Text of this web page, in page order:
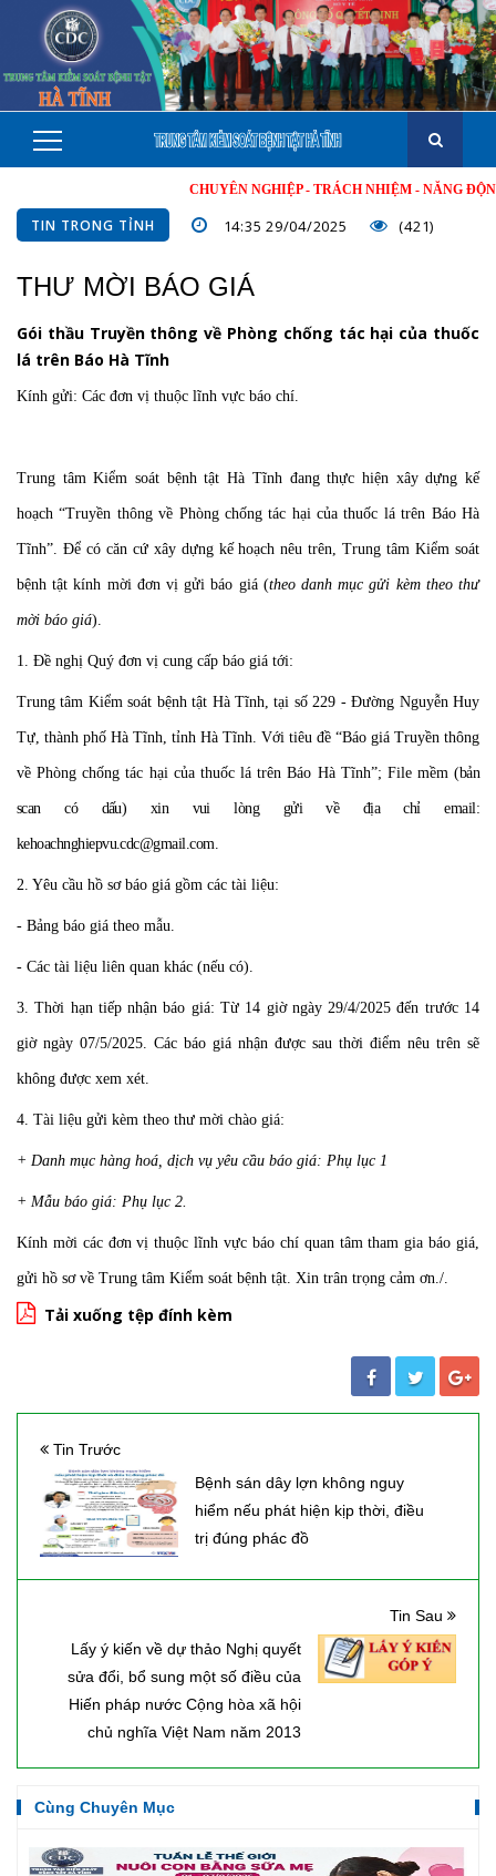
CHUYÊN NGHIỆP - TRÁCH NHIỆM - NĂNG ĐỘNG -
TIN TRONG TỈNH 14:35 29/04/2025 (421)
THƯ MỜI BÁO GIÁ
Gói thầu Truyền thông về Phòng chống tác hại của thuốc
lá trên Báo Hà Tĩnh
Kính gửi: Các đơn vị thuộc lĩnh vực báo chí.
Trung tâm Kiểm soát bệnh tật Hà Tĩnh đang thực hiện xây dựng kế
hoạch “Truyền thông về Phòng chống tác hại của thuốc lá trên Báo Hà
Tĩnh” . Để có căn cứ xây dựng kế hoạch nêu trên, Trung tâm Kiểm soát
bệnh tật kính mời đơn vị gửi báo giá (theo danh mục gửi kèm theo thư
mời báo giá).
1. Đề nghị Quý đơn vị cung cấp báo giá tới:
Trung tâm Kiểm soát bệnh tật Hà Tĩnh, tại số 229 - Đường Nguyễn Huy
Tự, thành phố Hà Tĩnh, tỉnh Hà Tĩnh. Với tiêu đề “Báo giá Truyền thông
về Phòng chống tác hại của thuốc lá trên Báo Hà Tĩnh”; File mềm(bản
scan có dấu) xin vui lòng gửi về địa chỉ email:
kehoachnghiepvu.cdc@gmail.com
2. Yêu cầu hồ sơ báo giá gồm các tài liệu:
- Bảng báo giá theo mẫu.
- Các tài liệu liên quan khác (nếu có).
3. Thời hạn tiếp nhận báo giá: Từ 14 giờ ngày 29/4/2025 đến trước 14
giờ ngày 07/5/2025. Các báo giá nhận được sau thời điểm nêu trên sẽ
không được xem xét.
4. Tài liệu gửi kèm theo thư mời chào giá:
+ Danh mục hàng hoá, dịch vụ yêu cầu báo giá: Phụ lục 1
+ Mẫu báo giá: Phụ lục 2.
Kính mời các đơn vị thuộc lĩnh vực báo chí quan tâm tham gia báo giá,
gửi hồ sơ về Trung tâm Kiểm soát bệnh tật. Xin trân trọng cảm ơn./.
Tải xuống tệp đính kèm
Tin Trước
Bệnh sán dây lợn không nguy
hiểm nếu phát hiện kịp thời, điều
trị đúng phác đồ
Tin Sau
Lấy ý kiến về dự thảo Nghị quyết
sửa đổi, bổ sung một số điều của
Hiến pháp nước Cộng hòa xã hội
chủ nghĩa Việt Nam năm 2013
Cùng Chuyên Mục